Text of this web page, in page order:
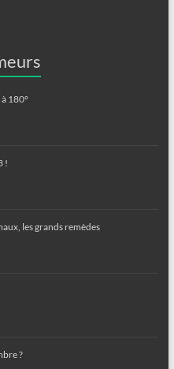
180°
!
les grands remèdes
?